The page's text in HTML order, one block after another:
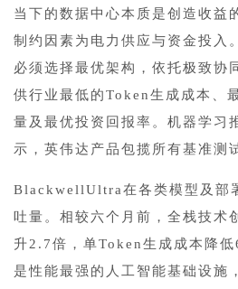
当下的数据中心本质是创造收益
制约因素为电力供应与资金投入
必须选择最优架构，依托极致协
供行业最低的Token生成成本、
量及最优投资回报率。机器学习
示，英伟达产品包揽所有基准测
BlackwellUltra在各类模型及部
吐量。相较六个月前，全栈技术
升2.7倍，单Token生成成本降
是性能最强的人工智能基础设施